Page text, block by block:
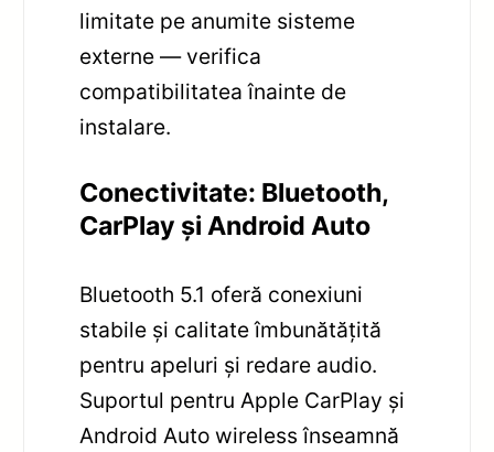
limitate pe anumite sisteme
externe — verifica
compatibilitatea înainte de
instalare.
Conectivitate: Bluetooth,
CarPlay și Android Auto
Bluetooth 5.1 oferă conexiuni
stabile și calitate îmbunătățită
pentru apeluri și redare audio.
Suportul pentru Apple CarPlay și
Android Auto wireless înseamnă